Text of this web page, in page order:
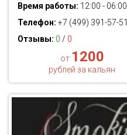
Время работы: 12:00 - 06:00
Телефон: +7 (499) 391-57-51
Отзывы: 0 / 0
от 1200
рублей за кальян